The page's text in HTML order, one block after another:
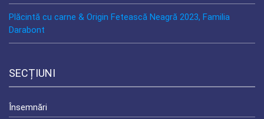
Plăcintă cu carne & Origin Fetească Neagră 2023, Familia
Darabont
SECȚIUNI
Însemnări